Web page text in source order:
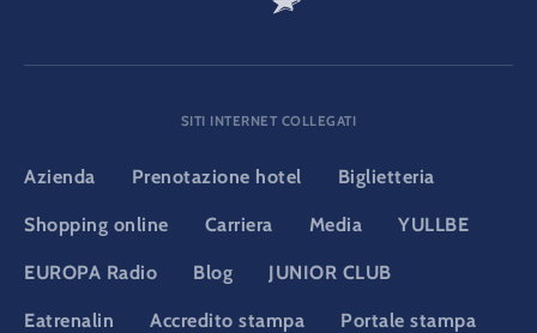
SITI INTERNET COLLEGATI
Azienda Prenotazione hotel Biglietteria
Shopping online Carriera Media YULLBE
EUROPA Radio Blog JUNIOR CLUB
Eatrenalin Accredito stampa Portale stampa